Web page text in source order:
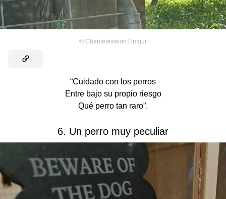
© Chantelevision / imgur
“Cuidado con los perros
Entre bajo su propio riesgo
Qué perro tan raro”.
6. Un perro muy peculiar